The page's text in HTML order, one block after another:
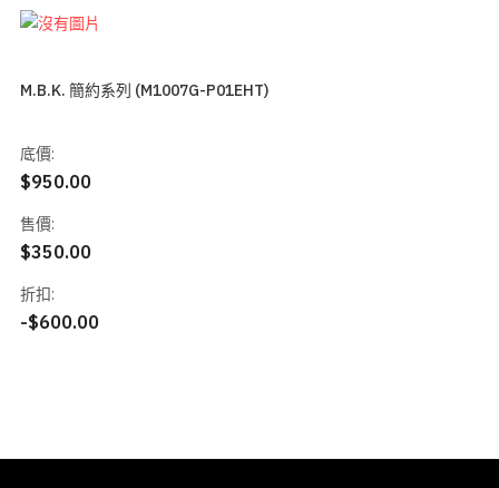
M.B.K. 簡約系列 (M1007G-P01EHT)
底價:
$950.00
售價:
$350.00
折扣:
-$600.00